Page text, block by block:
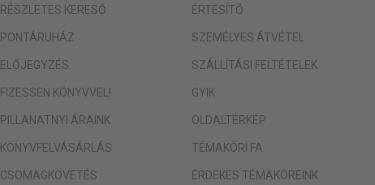
RÉSZLETES KERESŐ
PONTÁRUHÁZ
ELŐJEGYZÉS
FIZESSEN KÖNYVVEL!
PILLANATNYI ÁRAINK
KÖNYVFELVÁSÁRLÁS
CSOMAGKÖVETÉS
ÉRTESÍTŐ
SZEMÉLYES ÁTVÉTEL
SZÁLLÍTÁSI FELTÉTELEK
GYIK
OLDALTÉRKÉP
TÉMAKÖRI FA
ÉRDEKES TÉMAKÖREINK